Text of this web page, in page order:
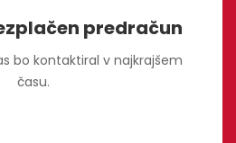
predračun
bo kontaktiral v najkrajšem
času.